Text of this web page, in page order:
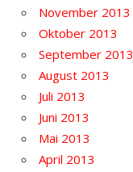
November 2013
Oktober 2013
September 2013
August 2013
Juli 2013
Juni 2013
Mai 2013
April 2013